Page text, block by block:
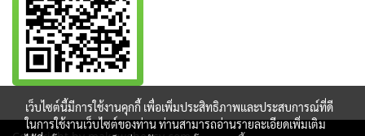
เว็บไซต์นี้มีการใช้งานคุกกี้ เพื่อเพิ่มประสิทธิภาพและประสบการณ์ที่ดี
ในการใช้งานเว็บไซต์ของท่าน ท่านสามารถอ่านรายละเอียดเพิ่มเติม